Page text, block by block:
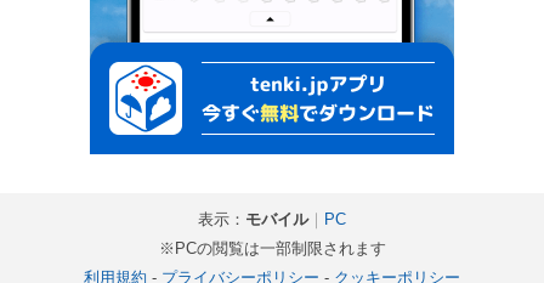
表示： モバイル｜ PC
※PCの閲覧は一部制限されます
利用規約 - プライバシーポリシー - クッキーポリシー